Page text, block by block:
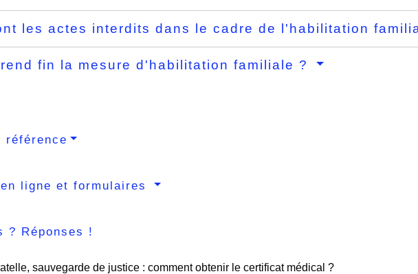
les actes interdits dans le cadre de l'habilitation
fin la mesure d'habilitation familiale ?
référence
ligne et formulaires
? Réponses !
sauvegarde de justice : comment obtenir le certificat médical ?